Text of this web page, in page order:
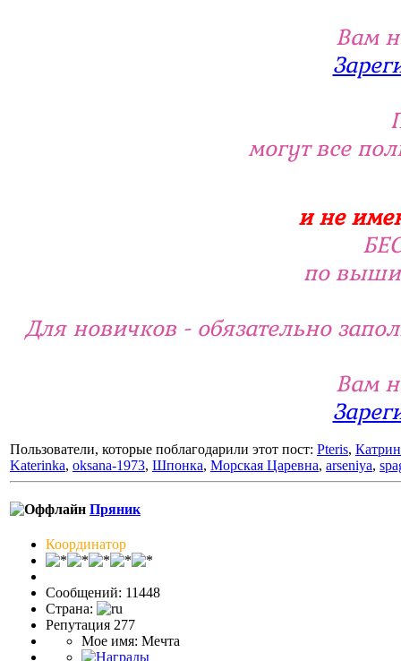
Вам
могут все
и не
по
Для новичков - обязательно
Вам
Пользователи, которые поблагодарили этот пост: Pteris, Катрин
Katerinka, oksana-1973, Шпонка, Морская Царевна, arseniya,
Пряник
Координатор
Сообщений: 11448
Страна:
Репутация 277
Мое имя: Мечта